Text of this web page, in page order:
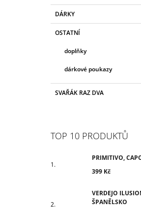
DÁRKY
OSTATNÍ
doplňky
dárkové poukazy
SVAŘÁK RAZ DVA
TOP 10 PRODUKTŮ
PRIMITIVO,
399 Kč
VERDEJO
ŠPANĚLSKO